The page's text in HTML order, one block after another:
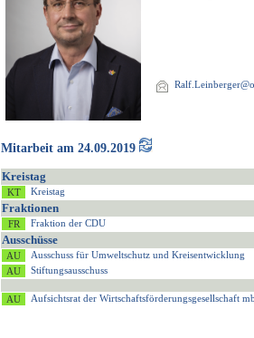
Mitarbeit am 24.09.2019
Kreistag
Kreistag
Fraktionen
Fraktion der CDU
Ausschüsse
Ausschuss für Umweltschutz und Kreisentwicklung
Stiftungsausschuss
Aufsichtsrat der Wirtschaftsförderungsgesellschaft